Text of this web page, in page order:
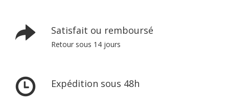
Satisfait ou remboursé
Retour sous 14 jours
Expédition sous 48h